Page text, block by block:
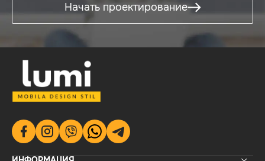
Начать проектирование